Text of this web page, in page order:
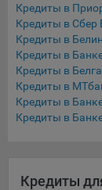
Технические
выбора
используется
Компании,
данной цели:
Кредиты в
Кредиты в Сбер
Кредиты в
Кредиты в
Кредиты в
Кредиты в
Кредиты в
Кредиты в
Кредиты